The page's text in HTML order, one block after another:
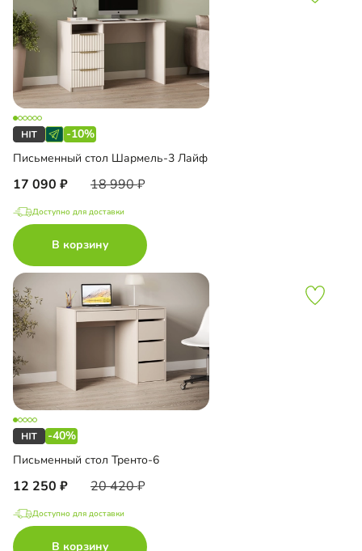
-10%
Письменный стол Шармель-3 Лайф
17 090 18 990
Доступно для доставки
В корзину
-40%
Письменный стол Тренто-6
12 250 20 420
Доступно для доставки
В корзину